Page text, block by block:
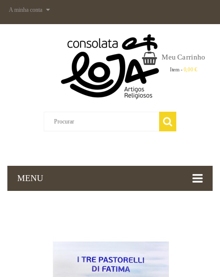
A minha conta
Meu Carrinho
Item - 0,00 €
MENU